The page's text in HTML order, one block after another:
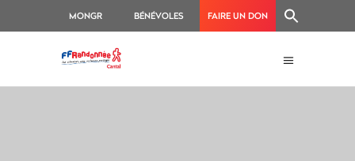
MONGR BÉNÉVOLES FAIRE UN DON